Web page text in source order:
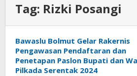
Tag: Rizki Posangi
Bawaslu Bolmut Gelar Rakernis
Pengawasan Pendaftaran dan
Penetapan Paslon Bupati dan
Pilkada Serentak 2024